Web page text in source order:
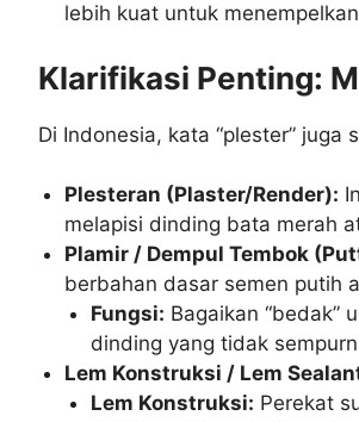
lebih kuat untuk
Klarifikasi Penting:
Di Indonesia, kata “plester”
Plesteran (Plaster/Render):
melapisi dinding bata merah
Plamir / Dempul Tembok
berbahan dasar semen putih
Fungsi: Bagaikan “bedak”
dinding yang tidak
Lem Konstruksi / Lem
Lem Konstruksi: Perekat